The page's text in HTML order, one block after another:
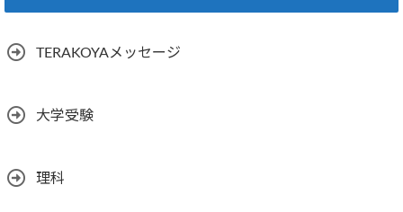
TERAKOYAメッセージ
大学受験
理科